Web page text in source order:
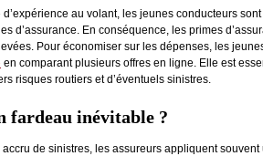
au volant, les jeunes conducteurs
d’assurance. En conséquence, les primes
Pour économiser sur les dépenses, les
en comparant plusieurs offres en ligne. Elle est
risques routiers et d’éventuels sinistres.
fardeau inévitable ?
de sinistres, les assureurs appliquent